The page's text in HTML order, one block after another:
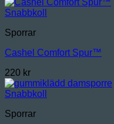
Snabbkoll
Sporrar
Cashel Comfort Spur™
220 kr
Snabbkoll
Sporrar